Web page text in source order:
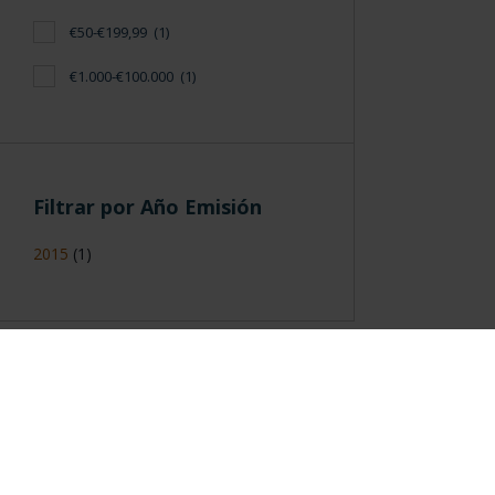
€50-€199,99 (1)
€1.000-€100.000 (1)
Filtrar por Año Emisión
2015 (1)